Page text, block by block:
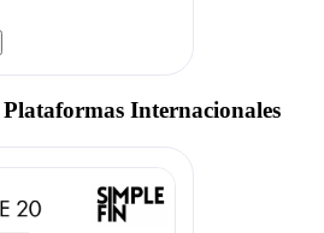
Internacionales